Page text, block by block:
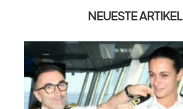
NEUESTE ARTIKEL